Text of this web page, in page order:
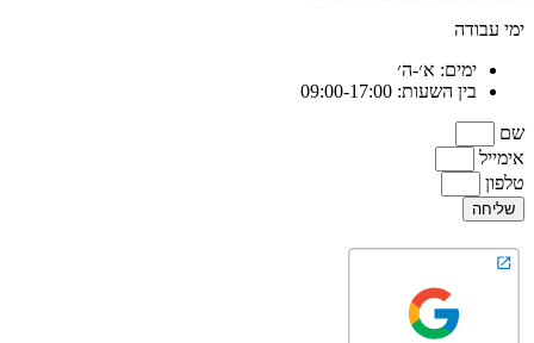
ימי עבודה
ימים: א׳-ה׳
בין השעות: 09:00-17:00
שם
אימייל
טלפון
שליחה